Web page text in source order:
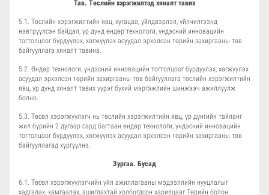
Тав. Төслийн хэрэгжилтэд хяналт тавих
5.1. Төслийн хэрэгжилтийн явц, хугацаа, үйлдвэрлэл, үйлчилгээнд
нэвтрүүлсэн байдал, үр дүнд өндөр технологи, үндэсний инновацийн
тогтолцоог бүрдүүлэх, хөгжүүлэх асуудал эрхэлсэн төрийн захиргааны төв
байгууллага хяналт тавина.
5.2. Өндөр технологи, үндэсний инновацийн тогтолцоог бүрдүүлэх, хөгжүүлэх
асуудал эрхэлсэн төрийн захиргааны төв байгууллага төслийн хэрэгжилтийн
явц, үр дүнд хяналт тавих үүрэг бүхий мэргэжлийн шинжээч ажиллуулж
болно.
5.3. Төсөл хэрэгжүүлэгч нь төслийн хэрэгжилтийн явц, үр дүнгийн тайланг
жил бүрийн 2 дугаар сард багтаан өндөр технологи, үндэсний инновацийн
тогтолцоог бүрдүүлэх, хөгжүүлэх асуудал эрхэлсэн төрийн захиргааны төв
байгууллагад хүргүүлнэ.
Зургаа. Бусад
6.1. Төсөл хэрэгжүүлэгчийн үйл ажиллагааны мэдээллийн нууцлалыг
хадгалах, хамгаалах, ашиглахтай холбогдсон харилцааг Төрийн болон